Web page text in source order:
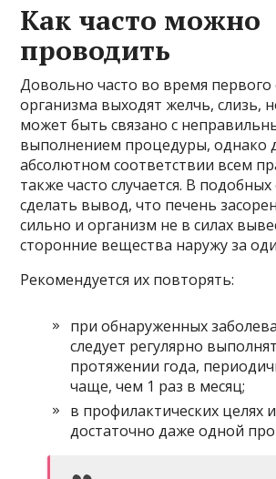
Как часто можно
проводить
Довольно часто во время
организма выходят желчь, слизь,
может быть связано с
выполнением процедуры, однако
абсолютном соответствии всем
также часто случается. В
сделать вывод, что печень
сильно и организм не в силах
сторонние вещества наружу за
Рекомендуется их повторять:
при обнаруженных
следует регулярно
протяжении года,
чаще, чем 1 раз в месяц;
в профилактических целях
достаточно даже одной